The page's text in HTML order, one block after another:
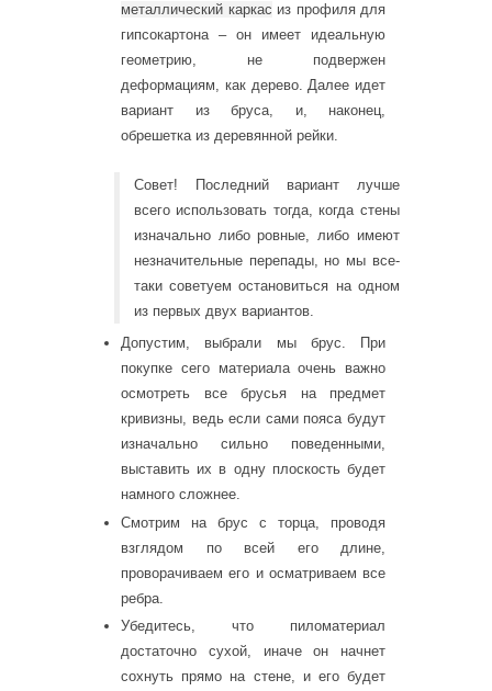
металлический каркас из профиля для
гипсокартона – он имеет идеальную
геометрию, не подвержен
деформациям, как дерево. Далее идет
вариант из бруса, и, наконец,
обрешетка из деревянной рейки.
Совет! Последний вариант лучше
всего использовать тогда, когда стены
изначально либо ровные, либо имеют
незначительные перепады, но мы все-
таки советуем остановиться на одном
из первых двух вариантов.
Допустим, выбрали мы брус. При
покупке сего материала очень важно
осмотреть все брусья на предмет
кривизны, ведь если сами пояса будут
изначально сильно поведенными,
выставить их в одну плоскость будет
намного сложнее.
Смотрим на брус с торца, проводя
взглядом по всей его длине,
проворачиваем его и осматриваем все
ребра.
Убедитесь, что пиломатериал
достаточно сухой, иначе он начнет
сохнуть прямо на стене, и его будет